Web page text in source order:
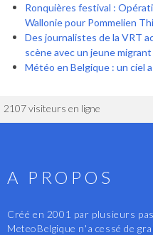
Ronquières festival :
Wallonie pour Pommelien
Des journalistes de la VRT
scène avec un jeune
Météo en Belgique : un ciel
2107 visiteurs en ligne
A PROPOS
Créé en 2001 par plusieurs
MeteoBelgique n'a cessé de